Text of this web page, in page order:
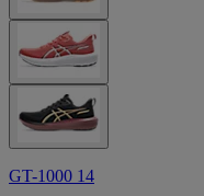
GT-1000 14